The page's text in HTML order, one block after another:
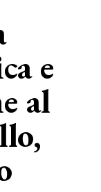
e
al